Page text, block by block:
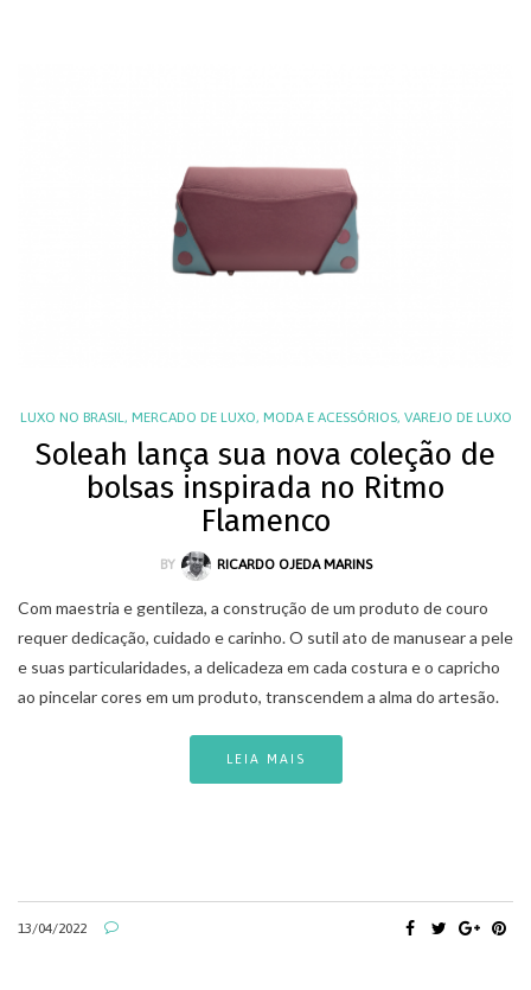
LUXO NO BRASIL, MERCADO DE LUXO, MODA E ACESSÓRIOS, VAREJO DE LUXO
Soleah lança sua nova coleção de
bolsas inspirada no Ritmo
Flamenco
BY RICARDO OJEDA MARINS
Com maestria e gentileza, a construção de um produto de couro
requer dedicação, cuidado e carinho. O sutil ato de manusear a pele
e suas particularidades, a delicadeza em cada costura e o capricho
ao pincelar cores em um produto, transcendem a alma do artesão.
LEIA MAIS
13/04/2022